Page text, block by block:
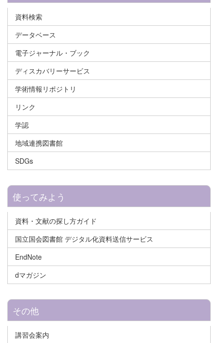
資料検索
データベース
電子ジャーナル・ブック
ディスカバリーサービス
学術情報リポジトリ
リンク
学認
地域連携図書館
SDGs
使ってみよう
資料・文献の探し方ガイド
国立国会図書館 デジタル化資料送信サービス
EndNote
dマガジン
その他
講習会案内